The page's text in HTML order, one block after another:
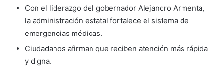
Con el liderazgo del gobernador Alejandro Armenta,
la administración estatal fortalece el sistema de
emergencias médicas.
Ciudadanos afirman que reciben atención más rápida
y digna.